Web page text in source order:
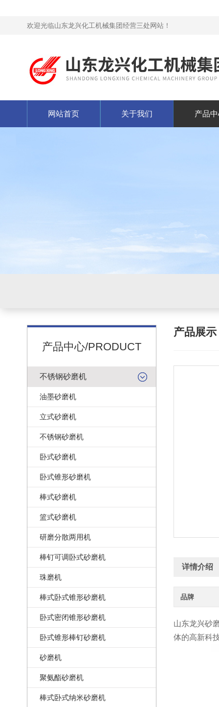
欢迎光临山东龙兴化工机械集团经营三处网站！
网站首页 关于我们 产品
产品中心/PRODUCT
不锈钢砂磨机
油墨砂磨机
立式砂磨机
不锈钢砂磨机
卧式砂磨机
卧式锥形砂磨机
棒式砂磨机
篮式砂磨机
研磨分散两用机
棒钉可调卧式砂磨机
珠磨机
棒式卧式锥形砂磨机
卧式密闭锥形砂磨机
卧式锥形棒钉砂磨机
砂磨机
聚氨酯砂磨机
棒式卧式纳米砂磨机
产品展示
详情介绍
品牌
山东龙兴砂
体的高新科